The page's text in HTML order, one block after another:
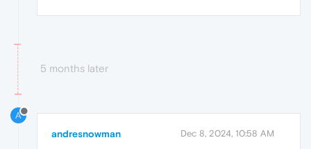
5 months later
A
andresnowman Dec 8, 2024, 10:58 AM